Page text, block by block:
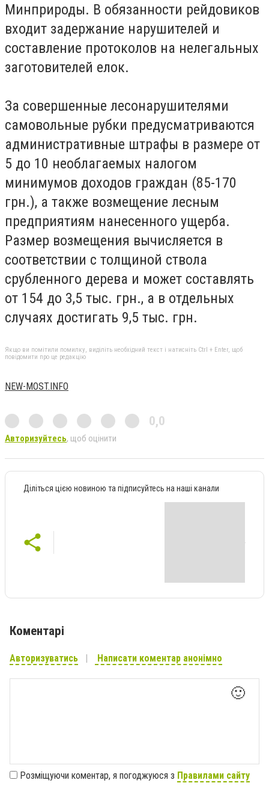
Минприроды. В обязанности рейдовиков
входит задержание нарушителей и
составление протоколов на нелегальных
заготовителей елок.
За совершенные лесонарушителями
самовольные рубки предусматриваются
административные штрафы в размере от
5 до 10 необлагаемых налогом
минимумов доходов граждан (85-170
грн.), а также возмещение лесным
предприятиям нанесенного ущерба.
Размер возмещения вычисляется в
соответствии с толщиной ствола
срубленного дерева и может составлять
от 154 до 3,5 тыс. грн., а в отдельных
случаях достигать 9,5 тыс. грн.
Якщо ви помітили помилку, виділіть необхідний текст і натисніть Ctrl + Enter, щоб
повідомити про це редакцію
NEW-MOST.INFO
0,0
Авторизуйтесь, щоб оцінити
Діліться цією новиною та підписуйтесь на наші канали
Коментарі
Авторизуватись Написати коментар анонімно
🙂
Розміщуючи коментар, я погоджуюся з Правилами сайту